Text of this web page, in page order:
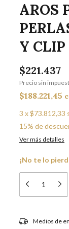
AROS
Y CLIP
$221.437
Precio sin
$188.221,45
3 x$73.812,33
15% de
Ver más detalles
¡No te lo
Entregas para el CP:
Medios de